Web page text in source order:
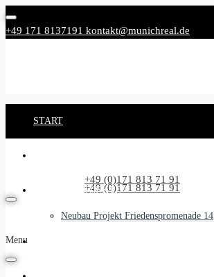
+49 171 8137191 kontakt@munichreal.de
Rufen Sie uns an: +49 (0)171 813 71 91
START
NEUBAUPROJEKTE
Neubau Projekt Friedenspromenade 14
+49 (0)171 813 71 91
Menu